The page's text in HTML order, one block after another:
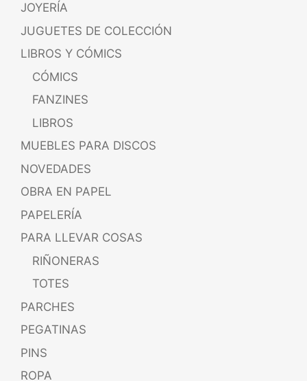
JOYERÍA
JUGUETES DE COLECCIÓN
LIBROS Y CÓMICS
CÓMICS
FANZINES
LIBROS
MUEBLES PARA DISCOS
NOVEDADES
OBRA EN PAPEL
PAPELERÍA
PARA LLEVAR COSAS
RIÑONERAS
TOTES
PARCHES
PEGATINAS
PINS
ROPA